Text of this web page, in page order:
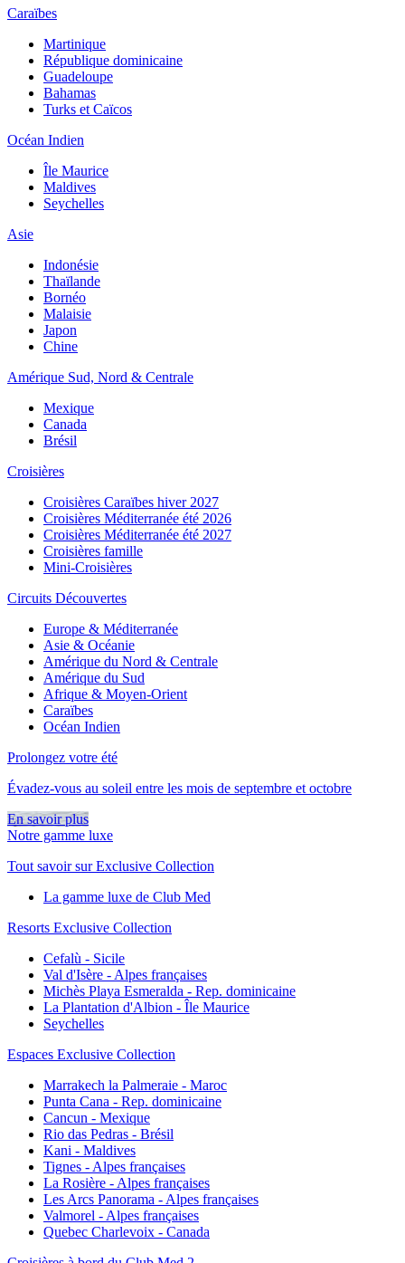
Caraïbes
Martinique
République dominicaine
Guadeloupe
Bahamas
Turks et Caïcos
Océan Indien
Île Maurice
Maldives
Seychelles
Asie
Indonésie
Thaïlande
Bornéo
Malaisie
Japon
Chine
Amérique Sud, Nord & Centrale
Mexique
Canada
Brésil
Croisières
Croisières Caraïbes hiver 2027
Croisières Méditerranée été 2026
Croisières Méditerranée été 2027
Croisières famille
Mini-Croisières
Circuits Découvertes
Europe & Méditerranée
Asie & Océanie
Amérique du Nord & Centrale
Amérique du Sud
Afrique & Moyen-Orient
Caraïbes
Océan Indien
Prolongez votre été
Évadez-vous au soleil entre les mois de septembre et octobre
En savoir plus
Notre gamme luxe
Tout savoir sur Exclusive Collection
La gamme luxe de Club Med
Resorts Exclusive Collection
Cefalù - Sicile
Val d'Isère - Alpes françaises
Michès Playa Esmeralda - Rep. dominicaine
La Plantation d'Albion - Île Maurice
Seychelles
Espaces Exclusive Collection
Marrakech la Palmeraie - Maroc
Punta Cana - Rep. dominicaine
Cancun - Mexique
Rio das Pedras - Brésil
Kani - Maldives
Tignes - Alpes françaises
La Rosière - Alpes françaises
Les Arcs Panorama - Alpes françaises
Valmorel - Alpes françaises
Quebec Charlevoix - Canada